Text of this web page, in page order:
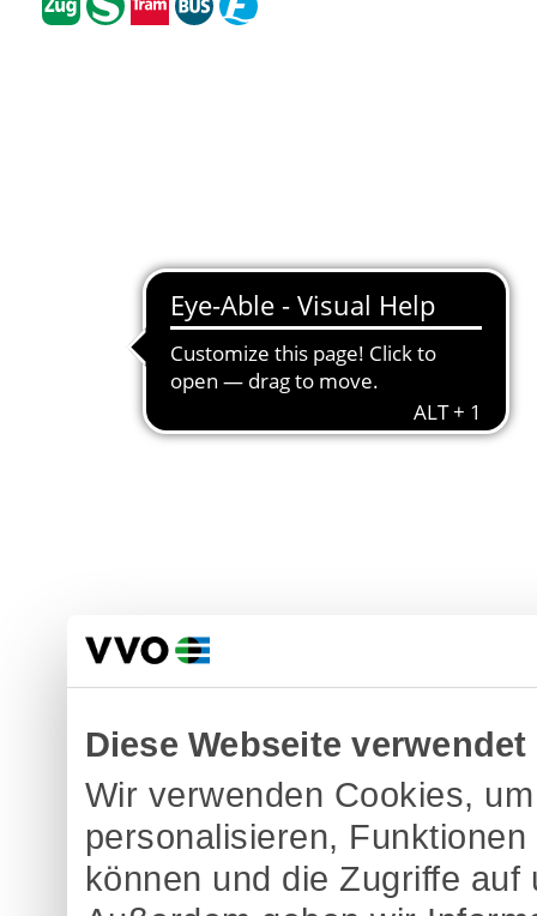
Diese Webseite
Wir verwenden Cookies,
personalisieren,
können und die Zugriffe